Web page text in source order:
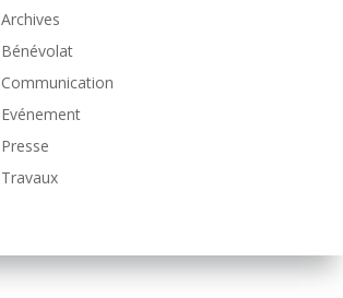
Archives
Bénévolat
Communication
Evénement
Presse
Travaux